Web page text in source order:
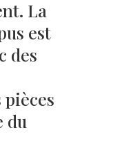
La
est
des
du